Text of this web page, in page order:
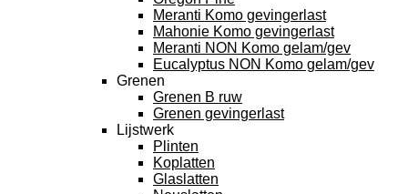
Meranti Komo gevingerlast
Mahonie Komo gevingerlast
Meranti NON Komo gelam/gev
Eucalyptus NON Komo gelam/gev
Grenen
Grenen B ruw
Grenen gevingerlast
Lijstwerk
Plinten
Koplatten
Glaslatten